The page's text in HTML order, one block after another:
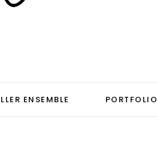
ENSEMBLE PORTFOLIO